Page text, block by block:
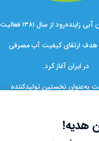
از سال ۱۳۸۱ فعالیت
هدف ارتقای کیفیت آب مصرفی
در ایران آغاز کرد.
به‌عنوان نخستین تولیدکننده
تصفیه آب در کشور،نقشی کلیدی
خانواده‌ها و صنایع ایفا کرده است.
هدیه!